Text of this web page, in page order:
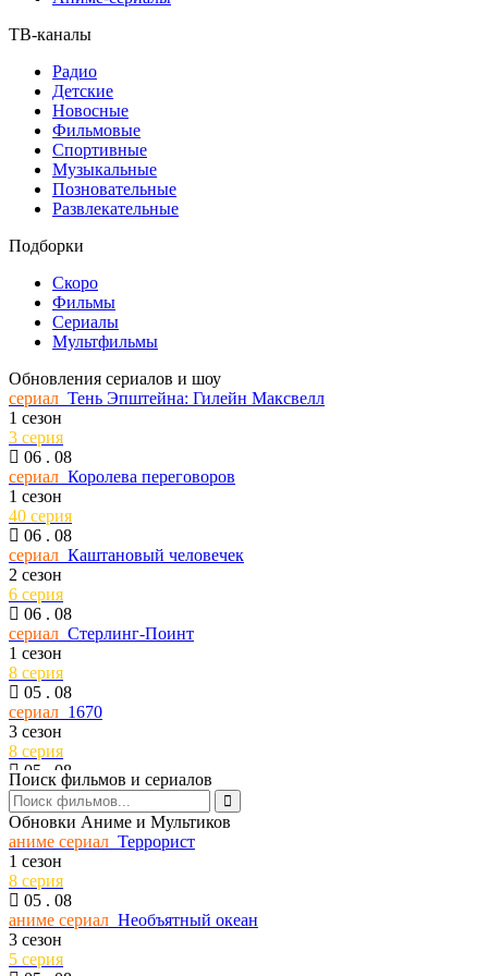
ТВ-каналы
Радио
Детские
Новосные
Фильмовые
Спортивные
Музыкальные
Позновательные
Развлекательные
Подборки
Скоро
Фильмы
Сериалы
Мультфильмы
Обновления сериалов и шоу
сериал Тень Эпштейна: Гилейн Максвелл
1 сезон
3 серия
06 . 08
сериал Королева переговоров
1 сезон
40 серия
06 . 08
сериал Каштановый человечек
2 сезон
6 серия
06 . 08
сериал Стерлинг-Поинт
1 сезон
8 серия
05 . 08
сериал 1670
3 сезон
8 серия
05 . 08
сериалТемная сторона ринга
7 сезон
6 серия
05 . 08
тв шоуУниверсальный боец
34 сезон
9 серия
05 . 08
сериалСто лет одиночества
2 сезон
Поиск фильмов и сериалов
Обновки Аниме и Мультиков
аниме сериал Террорист
1 сезон
8 серия
05 . 08
аниме сериал Необъятный океан
3 сезон
5 серия